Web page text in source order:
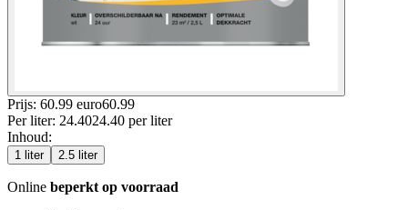
Prijs: 60.99 euro60.99
Per liter: 24.4024.40 per liter
Inhoud:
1 liter 2.5 liter
Online beperkt op voorraad